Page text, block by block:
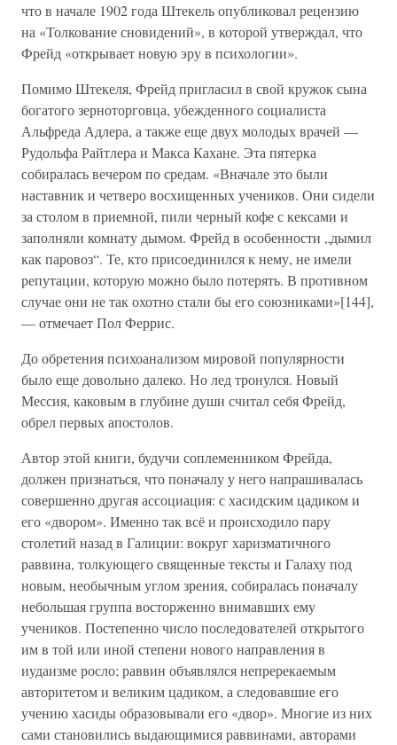
что в начале 1902 года Штекель опубликовал рецензию
на «Толкование сновидений», в которой утверждал, что
Фрейд «открывает новую эру в психологии».
Помимо Штекеля, Фрейд пригласил в свой кружок сына
богатого зерноторговца, убежденного социалиста
Альфреда Адлера, а также еще двух молодых врачей —
Рудольфа Райтлера и Макса Кахане. Эта пятерка
собиралась вечером по средам. «Вначале это были
наставник и четверо восхищенных учеников. Они сидели
за столом в приемной, пили черный кофе с кексами и
заполняли комнату дымом. Фрейд в особенности „дымил
как паровоз“. Те, кто присоединился к нему, не имели
репутации, которую можно было потерять. В противном
случае они не так охотно стали бы его союзниками»[144],
— отмечает Пол Феррис.
До обретения психоанализом мировой популярности
было еще довольно далеко. Но лед тронулся. Новый
Мессия, каковым в глубине души считал себя Фрейд,
обрел первых апостолов.
Автор этой книги, будучи соплеменником Фрейда,
должен признаться, что поначалу у него напрашивалась
совершенно другая ассоциация: с хасидским цадиком и
его «двором». Именно так всё и происходило пару
столетий назад в Галиции: вокруг харизматичного
раввина, толкующего священные тексты и Галаху под
новым, необычным углом зрения, собиралась поначалу
небольшая группа восторженно внимавших ему
учеников. Постепенно число последователей открытого
им в той или иной степени нового направления в
иудаизме росло; раввин объявлялся непререкаемым
авторитетом и великим цадиком, а следовавшие его
учению хасиды образовывали его «двор». Многие из них
сами становились выдающимися раввинами, авторами